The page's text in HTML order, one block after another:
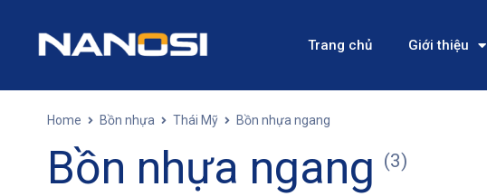
Trang chủ Giới thiệu
Home Bồn nhựa Thái Mỹ Bồn nhựa ngang
Bồn nhựa ngang (3)